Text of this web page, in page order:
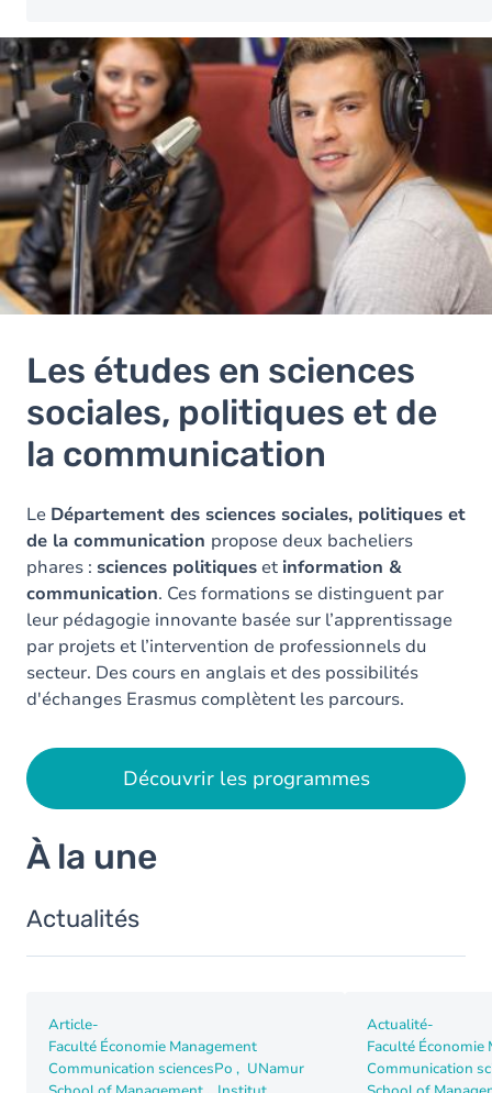
Image
Les études en sciences
sociales, politiques et de
la communication
Le Département des sciences sociales, politiques et
de la communication propose deux bacheliers
phares : sciences politiques et information &
communication. Ces formations se distinguent par
leur pédagogie innovante basée sur l’apprentissage
par projets et l’intervention de professionnels du
secteur. Des cours en anglais et des possibilités
d'échanges Erasmus complètent les parcours.
Découvrir les programmes
À la une
Actualités
Article-
Faculté Économie Management
Communication sciencesPo
UNamur
Actualité-
Faculté Économie
Communication